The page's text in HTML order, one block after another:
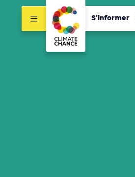
S’informer